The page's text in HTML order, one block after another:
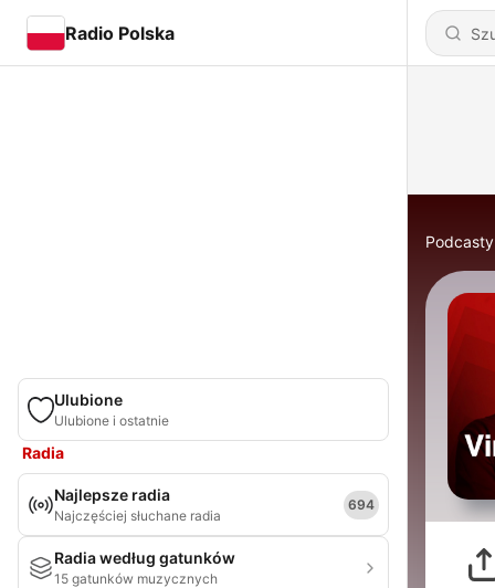
Radio Polska
Ulubione
Ulubione i ostatnie
Radia
Najlepsze radia
Najczęściej słuchane radia
694
Radia według gatunków
15 gatunków muzycznych
Podcasty